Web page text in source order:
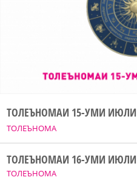
ТОЛЕЪНОМА
ТОЛЕЪНОМАИ 15-УМИ ИЮЛИ
ТОЛЕЪНОМА
ТОЛЕЪНОМАИ 16-УМИ ИЮЛИ